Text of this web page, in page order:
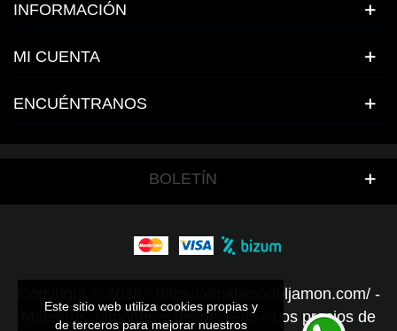
Este sitio web utiliza cookies propias y
de terceros para mejorar nuestros
INFORMACIÓN
MI CUENTA
ENCUÉNTRANOS
Este sitio web utiliza cookies propias y
de terceros para mejorar nuestros
BOLETÍN
Copyright © 2026 - https://elpalaciodeljamon.com/ -
Maestros Jamoneros desde 1995 - Los precios de